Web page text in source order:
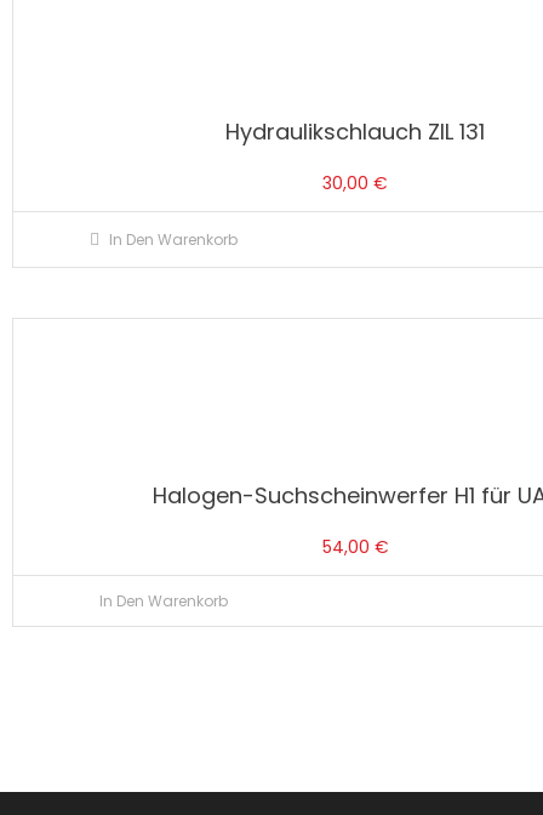
Hydraulikschlauch ZIL 131
30,00€
In Den Warenkorb
Halogen-Suchscheinwerfer H1 für
54,00 €
In Den Warenkorb